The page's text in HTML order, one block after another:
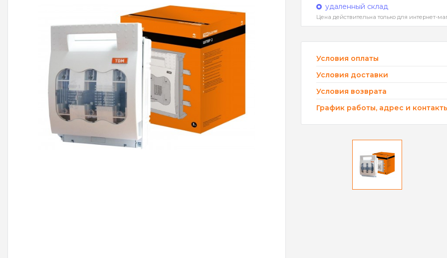
удаленный склад
Цена действительна только для интернет-
Условия оплаты
Условия доставки
Условия возврата
График работы, адрес и